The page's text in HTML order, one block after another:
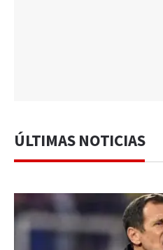
ÚLTIMAS NOTICIAS